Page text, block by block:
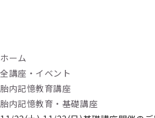
ホーム
全講座・イベント
胎内記憶教育講座
胎内記憶教育・基礎講座